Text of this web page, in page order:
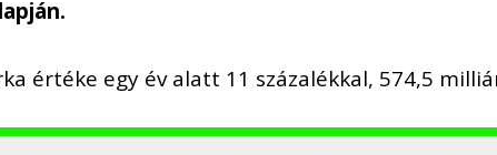
értéke egy év alatt 11 százalékkal, 574,5